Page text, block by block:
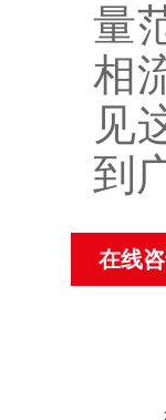
量
相
见
到
在线